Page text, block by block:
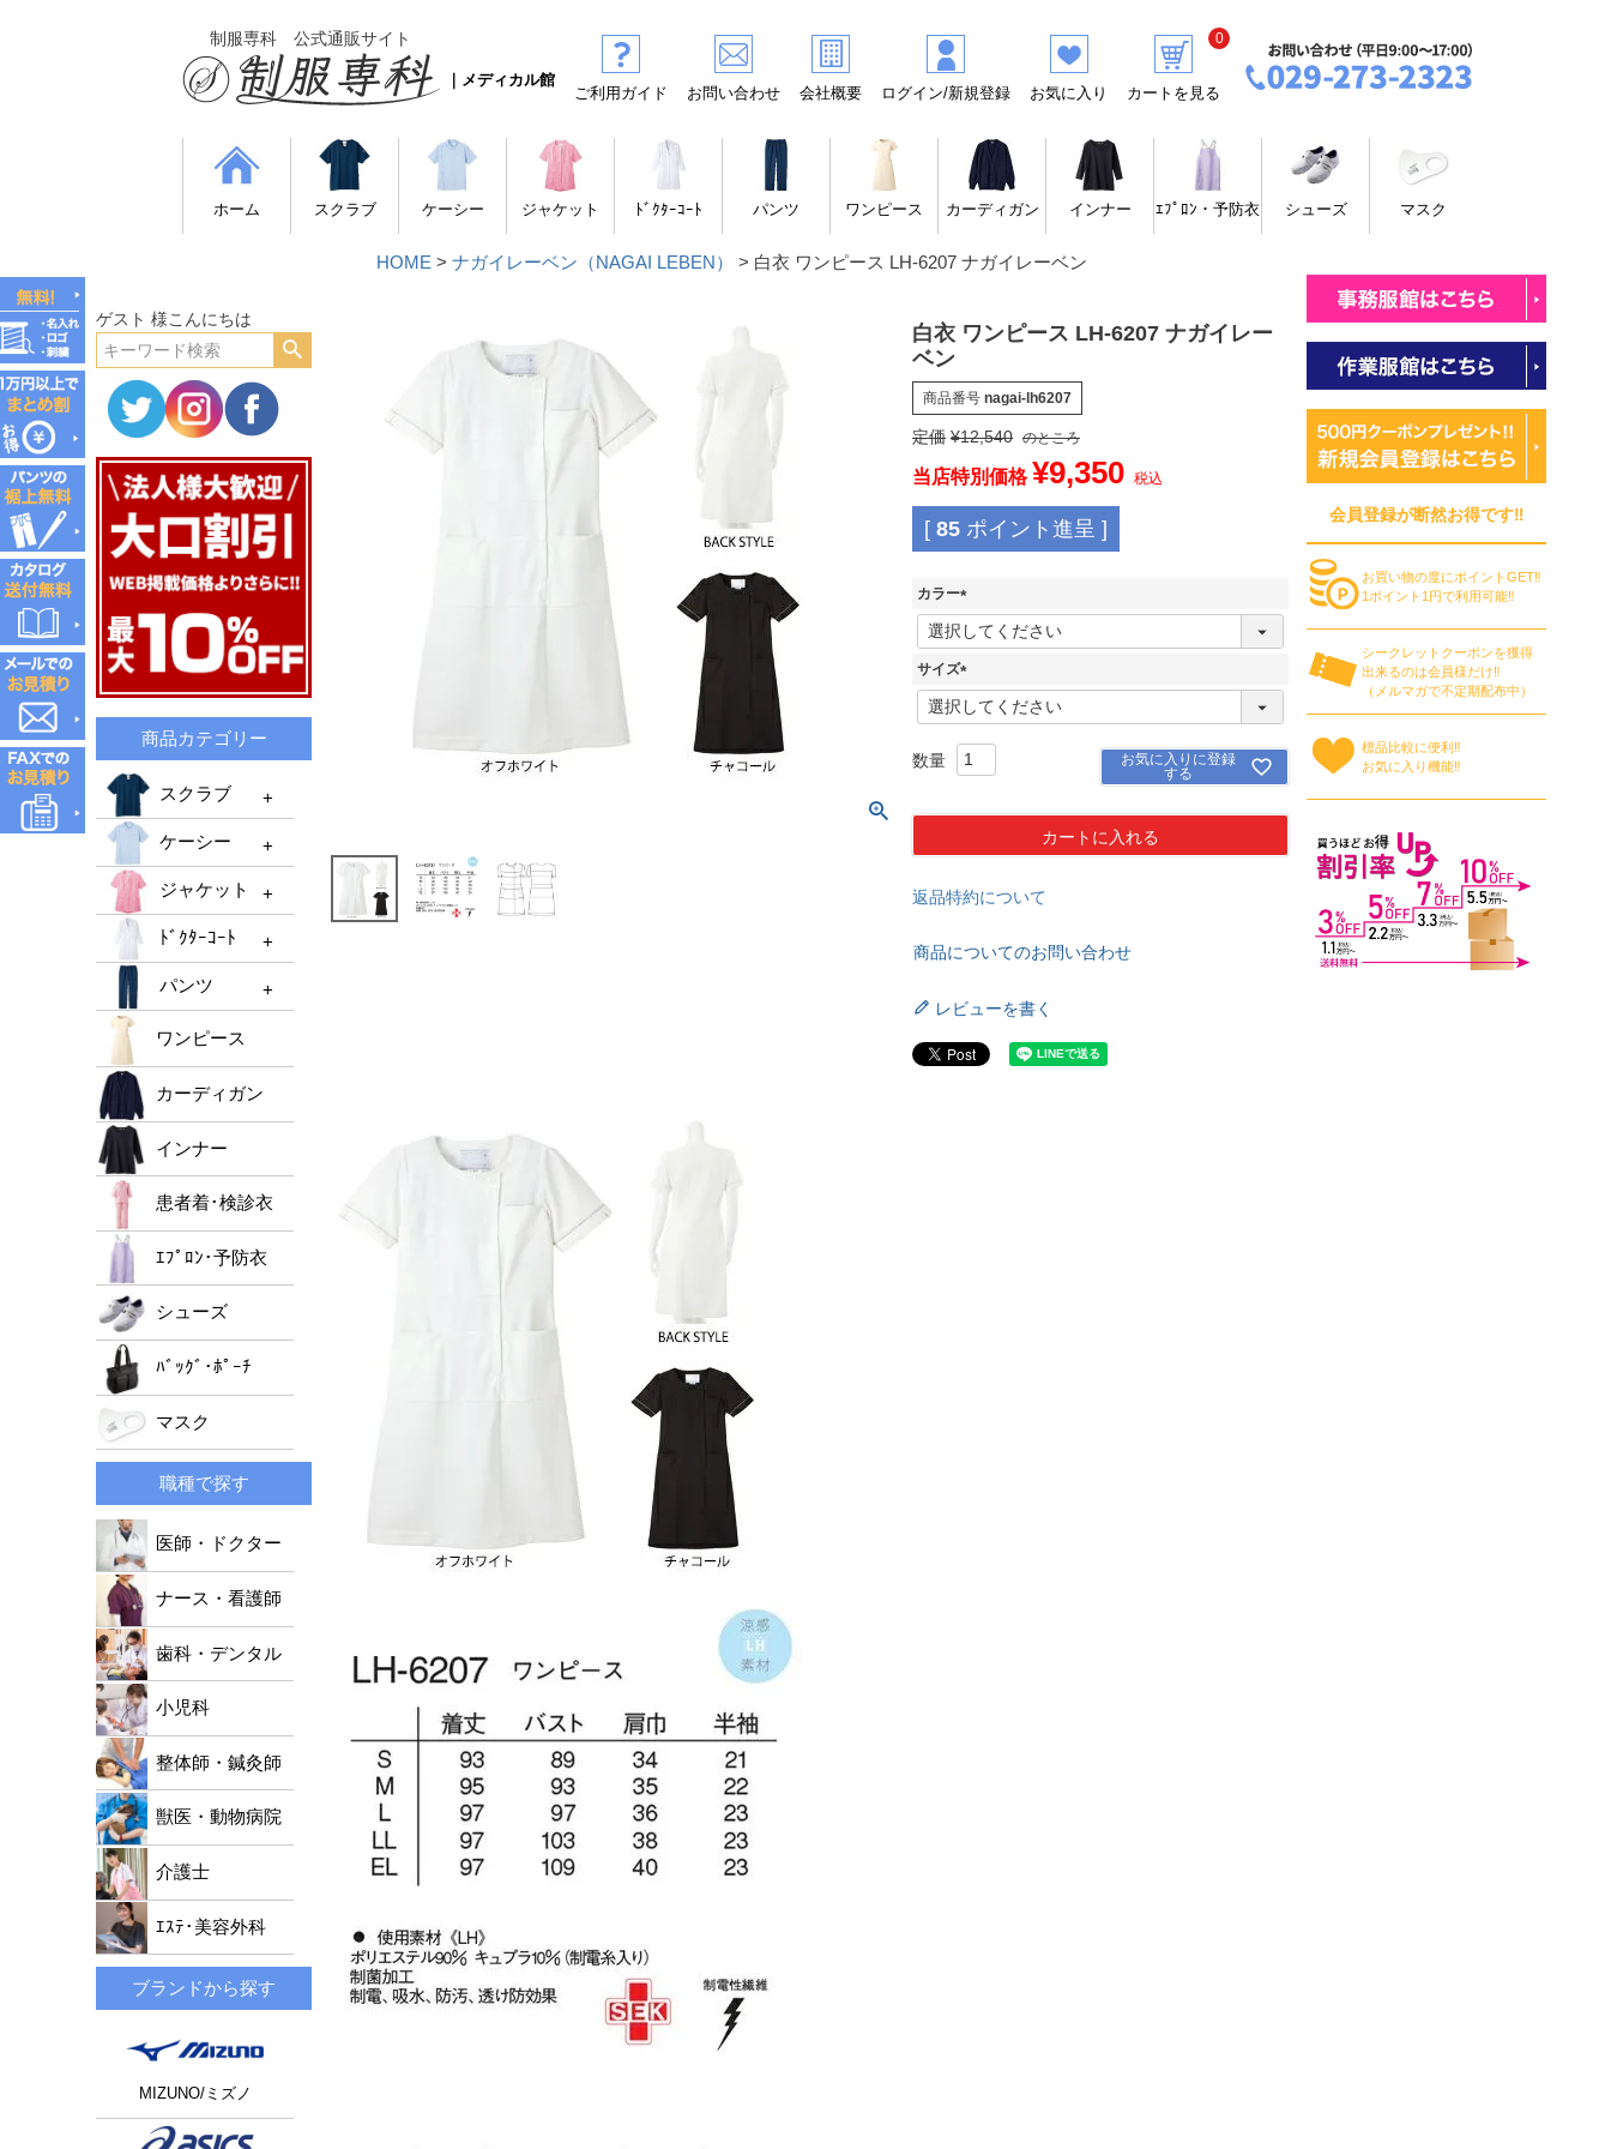
制服専科 公式通販サイト
｜メディカル館
ご利用ガイド お問い合わせ 会社概要 ログイン/新規登録 お気に入り
0
カートを見る
ホーム スクラブ ケーシー ジャケット ﾄﾞｸﾀｰｺｰﾄ パンツ ワンピース カーディガン インナー ｴﾌﾟﾛﾝ・予防衣 シューズ マスク
HOME ナガイレーベン（NAGAI LEBEN） 白衣 ワンピース LH-6207 ナガイレーベン
ゲスト 様こんにちは
商品カテゴリー
スクラブ
スクラブTOP
メンズスクラブ
レディーススクラブ
機能性スクラブ
ケーシー
ケーシーTOP
メンズケーシー
レディースケーシー
男女兼用ケーシー
ジャケット
メンズジャケット
ﾚﾃﾞｨｰｽジャケット
ﾄﾞｸﾀｰｺｰﾄ
ﾄﾞｸﾀｰｺｰﾄTOP
ﾒﾝｽﾞﾄﾞｸﾀｰｺｰﾄ
ﾚﾃﾞｨｰｽﾄﾞｸﾀｰｺｰﾄ
パンツ
パンツTOP
メンズパンツ
男女兼用パンツ
ワンピース
カーディガン
インナー
患者着･検診衣
ｴﾌﾟﾛﾝ･予防衣
シューズ
ﾊﾞｯｸﾞ･ﾎﾟｰﾁ
マスク
職種で探す
医師・ドクター
ナース・看護師
歯科・デンタル
小児科
整体師・鍼灸師
獣医・動物病院
介護士
ｴｽﾃ･美容外科
ブランドから探す
MIZUNO/ミズノ
白衣 ワンピース LH-6207 ナガイレー
ベン
商品番号 nagai-lh6207
定価 ¥12,540 のところ
当店特別価格 ¥9,350 税込
[ 85 ポイント進呈 ]
カラー
(
必
須
サイズ
(
必
お気に入りに登録
する
カートに入れる
返品特約について
商品についてのお問い合わせ
レビューを書く
会員登録が断然お得です‼
お買い物の度にポイントGET‼
1ポイント1円で利用可能‼
シークレットクーポンを獲得
出来るのは会員様だけ‼
（メルマガで不定期配布中）
標品比較に便利‼
お気に入り機能‼